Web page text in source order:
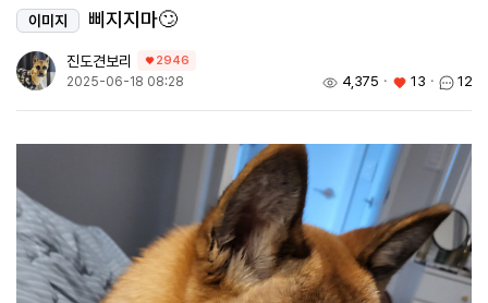
이미지
삐지지마🙄
진도견보리 2946
2025-06-18 08:28 4,375 ㆍ 13 ㆍ 12